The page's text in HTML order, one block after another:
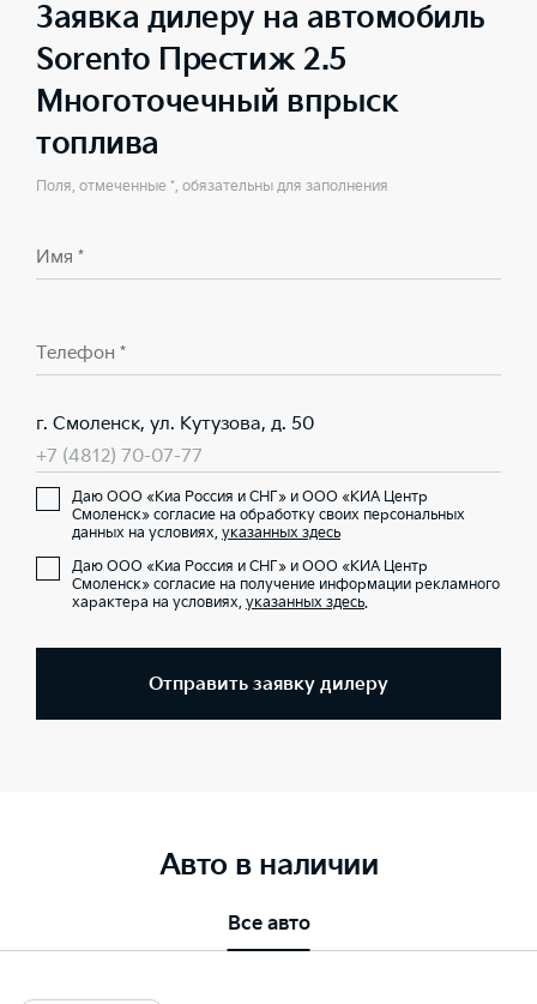
Заявка дилеру на автомобиль
Sorento Престиж 2.5
Многоточечный впрыск
топлива
Поля, отмеченные *, обязательны для заполнения
Имя *
Телефон *
г. Смоленск, ул. Кутузова, д. 50
+7 (4812) 70-07-77
Даю ООО «Киа Россия и СНГ» и ООО «КИА Центр
Смоленск» согласие на обработку своих персональных
данных на условиях, указанных здесь
Даю ООО «Киа Россия и СНГ» и ООО «КИА Центр
Смоленск» согласие на получение информации рекламного
характера на условиях, указанных здесь.
Отправить заявку дилеру
Авто в наличии
Все авто